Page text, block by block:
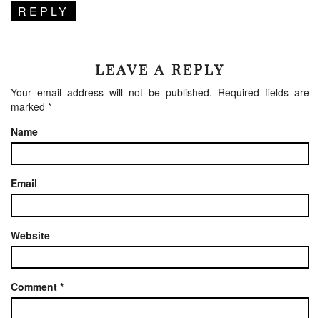
REPLY
LEAVE A REPLY
Your email address will not be published. Required fields are
marked *
Name
Email
Website
Comment *